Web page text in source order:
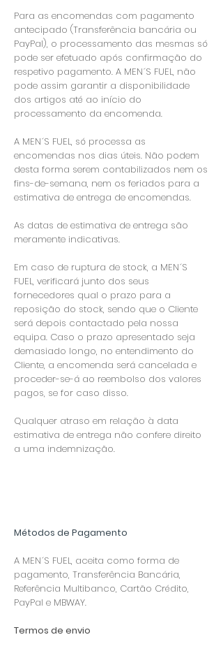
Para as encomendas com pagamento
antecipado (Transferência bancária ou
PayPal), o processamento das mesmas só
pode ser efetuado após confirmação do
respetivo pagamento. A MEN´S FUEL, não
pode assim garantir a disponibilidade
dos artigos até ao início do
processamento da encomenda.
A MEN´S FUEL, só processa as
encomendas nos dias úteis. Não podem
desta forma serem contabilizados nem os
fins-de-semana, nem os feriados para a
estimativa de entrega de encomendas.
As datas de estimativa de entrega são
meramente indicativas.
Em caso de ruptura de stock, a MEN´S
FUEL, verificará junto dos seus
fornecedores qual o prazo para a
reposição do stock, sendo que o Cliente
será depois contactado pela nossa
equipa. Caso o prazo apresentado seja
demasiado longo, no entendimento do
Cliente, a encomenda será cancelada e
proceder-se-á ao reembolso dos valores
pagos, se for caso disso.
Qualquer atraso em relação à data
estimativa de entrega não confere direito
a uma indemnização.
​Métodos de Pagamento
A MEN´S FUEL, aceita como forma de
pagamento, Transferência Bancária,
Referência Multibanco, Cartão Crédito,
PayPal e MBWAY.
Termos de envio